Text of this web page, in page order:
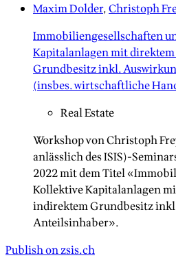
Maxim Dolder,Christoph
Immobiliengesellschaften
Kapitalanlagen mit
Grundbesitz inkl.
(insbes. wirtschaftliche
Real Estate
Workshop von Christoph
anlässlich des ISIS)-
2022 mit dem Titel
Kollektive Kapitalanlagen
indirektem Grundbesitz
Anteilsinhaber».
Publish on zsis.ch